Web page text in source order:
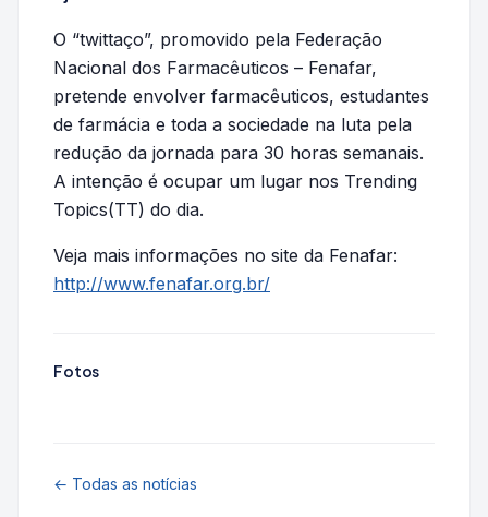
O “twittaço”, promovido pela Federação
Nacional dos Farmacêuticos – Fenafar,
pretende envolver farmacêuticos, estudantes
de farmácia e toda a sociedade na luta pela
redução da jornada para 30 horas semanais.
A intenção é ocupar um lugar nos Trending
Topics(TT) do dia.
Veja mais informações no site da Fenafar:
http://www.fenafar.org.br/
Fotos
← Todas as notícias